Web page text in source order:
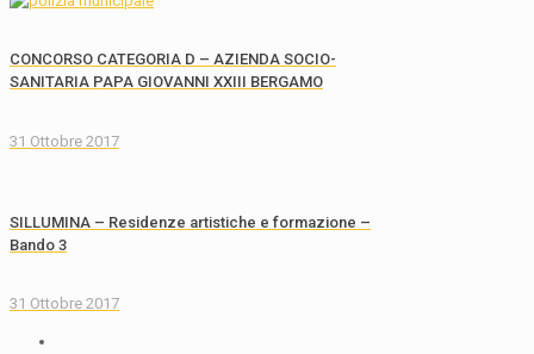
CONCORSO CATEGORIA D – AZIENDA SOCIO-
SANITARIA PAPA GIOVANNI XXIII BERGAMO
31 Ottobre 2017
SILLUMINA – Residenze artistiche e formazione –
Bando 3
31 Ottobre 2017